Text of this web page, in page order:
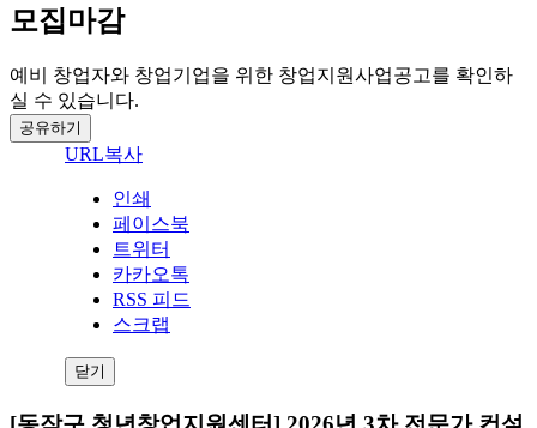
모집마감
예비 창업자와 창업기업을 위한 창업지원사업공고를 확인하
실 수 있습니다.
공유하기
URL복사
인쇄
페이스북
트위터
카카오톡
RSS 피드
스크랩
닫기